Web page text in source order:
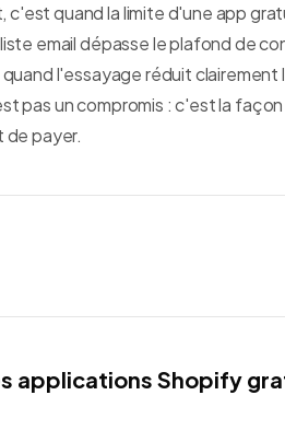
c'est quand la limite d'une app
email dépasse le plafond de
l'essayage réduit clairement
pas un compromis : c'est la
de payer.
applications Shopify